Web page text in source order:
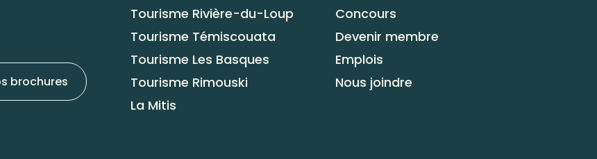
brochures
Tourisme Rivière-du-Loup
Tourisme Témiscouata
Tourisme Les Basques
Tourisme Rimouski
La Mitis
Concours
Devenir membre
Emplois
Nous joindre